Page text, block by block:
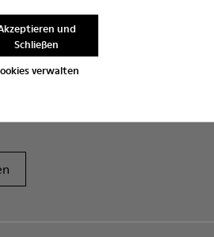
verwalten
und
Schließen
hergestellt. Mit den richtigen
sie länger.
finden Sie in unserer
10% Nachlass